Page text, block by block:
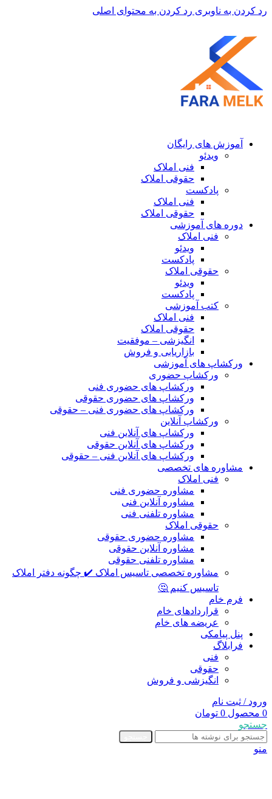
رد کردن به ناوبری رد کردن به محتوای اصلی
آموزش های رایگان
ویدئو
فنی املاک
حقوقی املاک
پادکست
فنی املاک
حقوقی املاک
دوره های آموزشی
فنی املاک
ویدئو
پادکست
حقوقی املاک
ویدئو
پادکست
کتب آموزشی
فنی املاک
حقوقی املاک
انگیزشی – موفقیت
بازاریابی و فروش
ورکشاپ های آموزشی
ورکشاپ حضوری
ورکشاپ های حضوری فنی
ورکشاپ های حضوری حقوقی
ورکشاپ های حضوری فنی – حقوقی
ورکشاپ آنلاین
ورکشاپ های آنلاین فنی
ورکشاپ های آنلاین حقوقی
ورکشاپ های آنلاین فنی – حقوقی
مشاوره های تخصصی
فنی املاک
مشاوره حضوری فنی
مشاوره آنلاین فنی
مشاوره تلفنی فنی
حقوقی املاک
مشاوره حضوری حقوقی
مشاوره آنلاین حقوقی
مشاوره تلفنی حقوقی
مشاوره تخصصی تاسیس املاک ✔️ چگونه دفتر املاک
تاسیس کنیم 🤔
فرم خام
قراردادهای خام
عریضه های خام
پنل پیامکی
فرابلاگ
فنی
حقوقی
انگیزشی و فروش
ورود / ثبت نام
0 محصول 0 تومان
جستجو
منو